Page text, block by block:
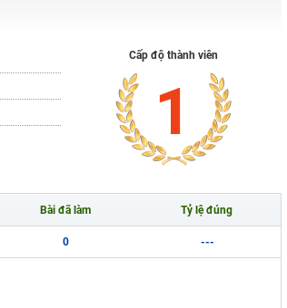
Cấp độ thành viên
1
Bài đã làm Tỷ lệ đúng
0 ---